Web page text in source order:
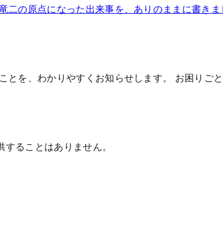
の原点になった出来事を、ありのままに書きま
とを、わかりやすくお知らせします。 お困りご
ることはありません。